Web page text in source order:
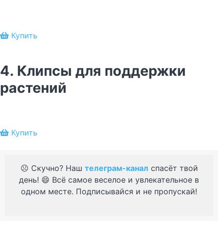
Купить
4. Клипсы для поддержки
растений
Купить
☹️ Скучно? Наш телеграм-канал спасёт твой
день! 😄 Всё самое веселое и увлекательное в
одном месте. Подписывайся и не пропускай!